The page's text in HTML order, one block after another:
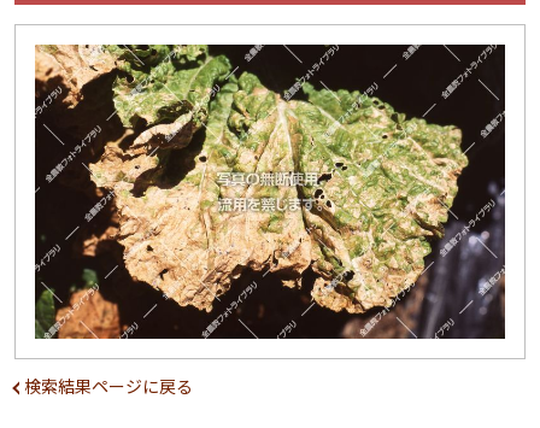
検索結果ページに戻る